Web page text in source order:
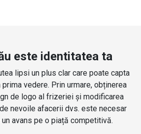
este identitatea ta
lipsi un plus clar care poate capta
vedere. Prin urmare, obținerea
de logo al frizeriei și modificarea
nevoile afacerii dvs. este necesar
avans pe o piață competitivă.